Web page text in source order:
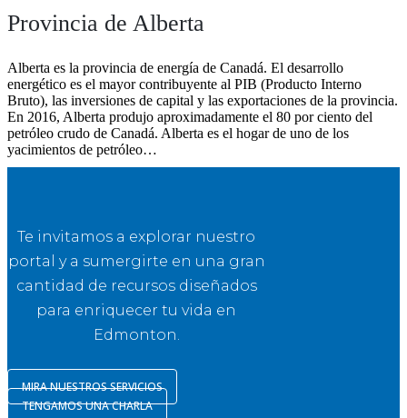
Provincia de Alberta
Alberta es la provincia de energía de Canadá. El desarrollo
energético es el mayor contribuyente al PIB (Producto Interno
Bruto), las inversiones de capital y las exportaciones de la provincia.
En 2016, Alberta produjo aproximadamente el 80 por ciento del
petróleo crudo de Canadá. Alberta es el hogar de uno de los
yacimientos de petróleo…
Te invitamos a explorar nuestro
portal y a sumergirte en una gran
cantidad de recursos diseñados
para enriquecer tu vida en
Edmonton.
MIRA NUESTROS SERVICIOS
TENGAMOS UNA CHARLA